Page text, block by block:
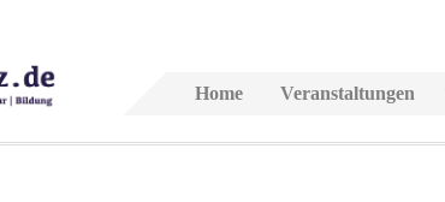
Home Veranstaltungen